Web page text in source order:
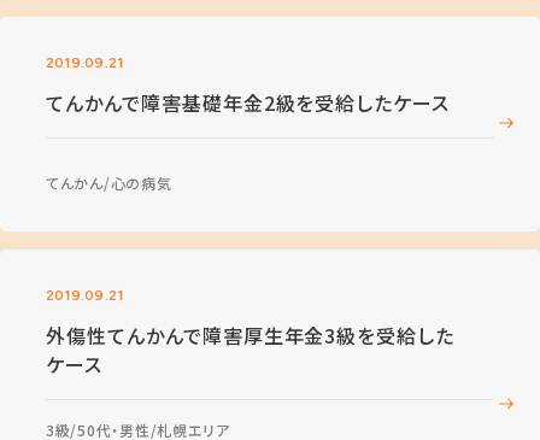
2019.09.21
てんかんで障害基礎年金2級を受給したケース
てんかん 心の病気
2019.09.21
外傷性てんかんで障害厚生年金3級を受給した
ケース
3級 50代・男性 札幌エリア